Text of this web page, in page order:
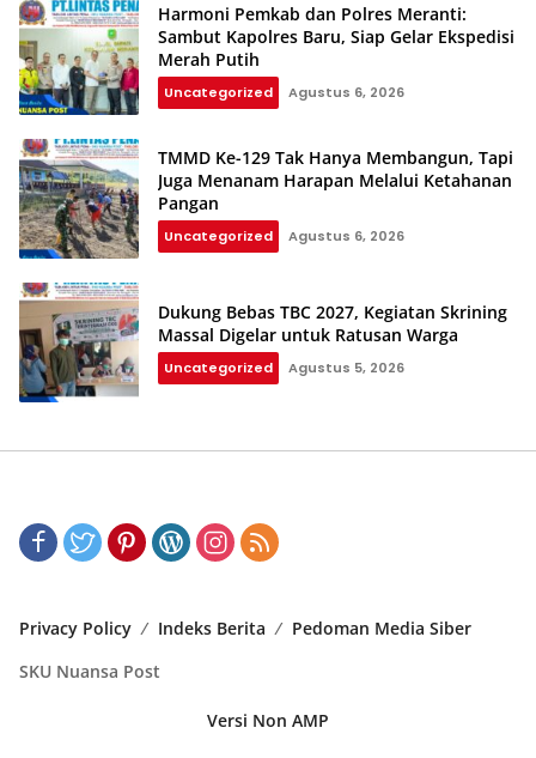
Harmoni Pemkab dan Polres Meranti:
Sambut Kapolres Baru, Siap Gelar Ekspedisi
Merah Putih
Uncategorized Agustus 6, 2026
TMMD Ke-129 Tak Hanya Membangun, Tapi
Juga Menanam Harapan Melalui Ketahanan
Pangan
Uncategorized Agustus 6, 2026
Dukung Bebas TBC 2027, Kegiatan Skrining
Massal Digelar untuk Ratusan Warga
Uncategorized Agustus 5, 2026
Privacy Policy Indeks Berita
Pedoman Media Siber
SKU Nuansa Post
Versi Non AMP